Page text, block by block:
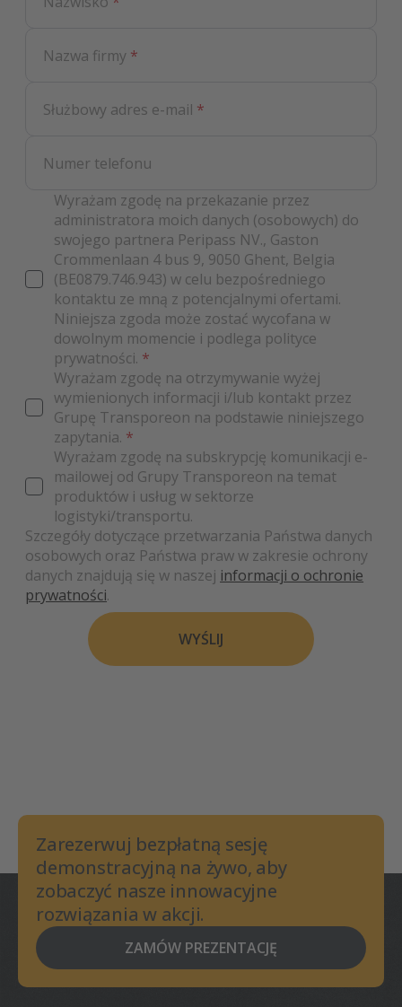
Nazwa firmy *
Służbowy adres e-mail *
Numer telefonu
Wyrażam zgodę na przekazanie przez
administratora moich danych (osobowych) do
swojego partnera Peripass NV., Gaston
Crommenlaan 4 bus 9, 9050 Ghent, Belgia
(BE0879.746.943) w celu bezpośredniego
kontaktu ze mną z potencjalnymi ofertami.
Niniejsza zgoda może zostać wycofana w
dowolnym momencie i podlega polityce
prywatności. *
Wyrażam zgodę na otrzymywanie wyżej
wymienionych informacji i/lub kontakt przez
Grupę Transporeon na podstawie niniejszego
zapytania. *
Wyrażam zgodę na subskrypcję komunikacji e-
mailowej od Grupy Transporeon na temat
produktów i usług w sektorze
logistyki/transportu.
Szczegóły dotyczące przetwarzania Państwa danych
osobowych oraz Państwa praw w zakresie ochrony
danych znajdują się w naszej informacji o ochronie
prywatności.
WYŚLIJ
Zarezerwuj bezpłatną sesję
demonstracyjną na żywo, aby
zobaczyć nasze innowacyjne
rozwiązania w akcji.
ZAMÓW PREZENTACJĘ